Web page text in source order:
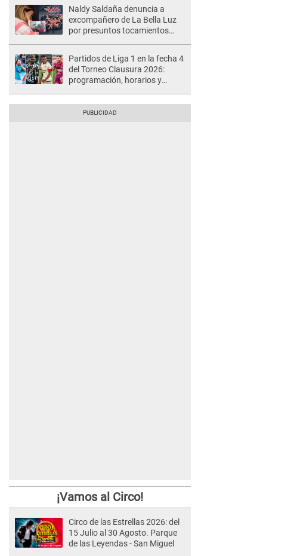
Naldy Saldaña denuncia a
excompañero de La Bella Luz
por presuntos tocamientos
Partidos de Liga 1 en la fecha 4
del Torneo Clausura 2026:
programación, horarios y
¡Vamos al Circo!
Circo de las Estrellas 2026: del
15 Julio al 30 Agosto. Parque
de las Leyendas - San Miguel